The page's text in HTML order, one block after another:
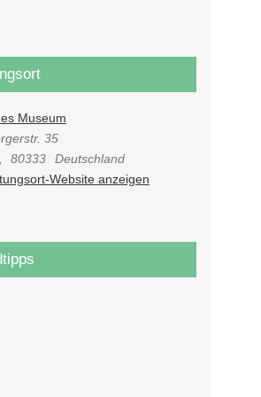
Museum
35
80333
Deutschland
Website anzeigen